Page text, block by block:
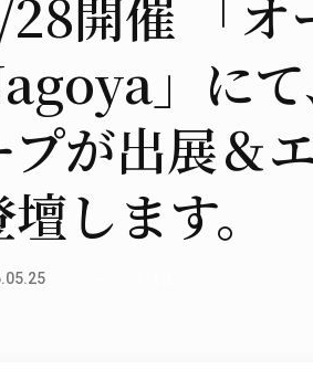
開催 「オ
」に
プが出展＆
します。